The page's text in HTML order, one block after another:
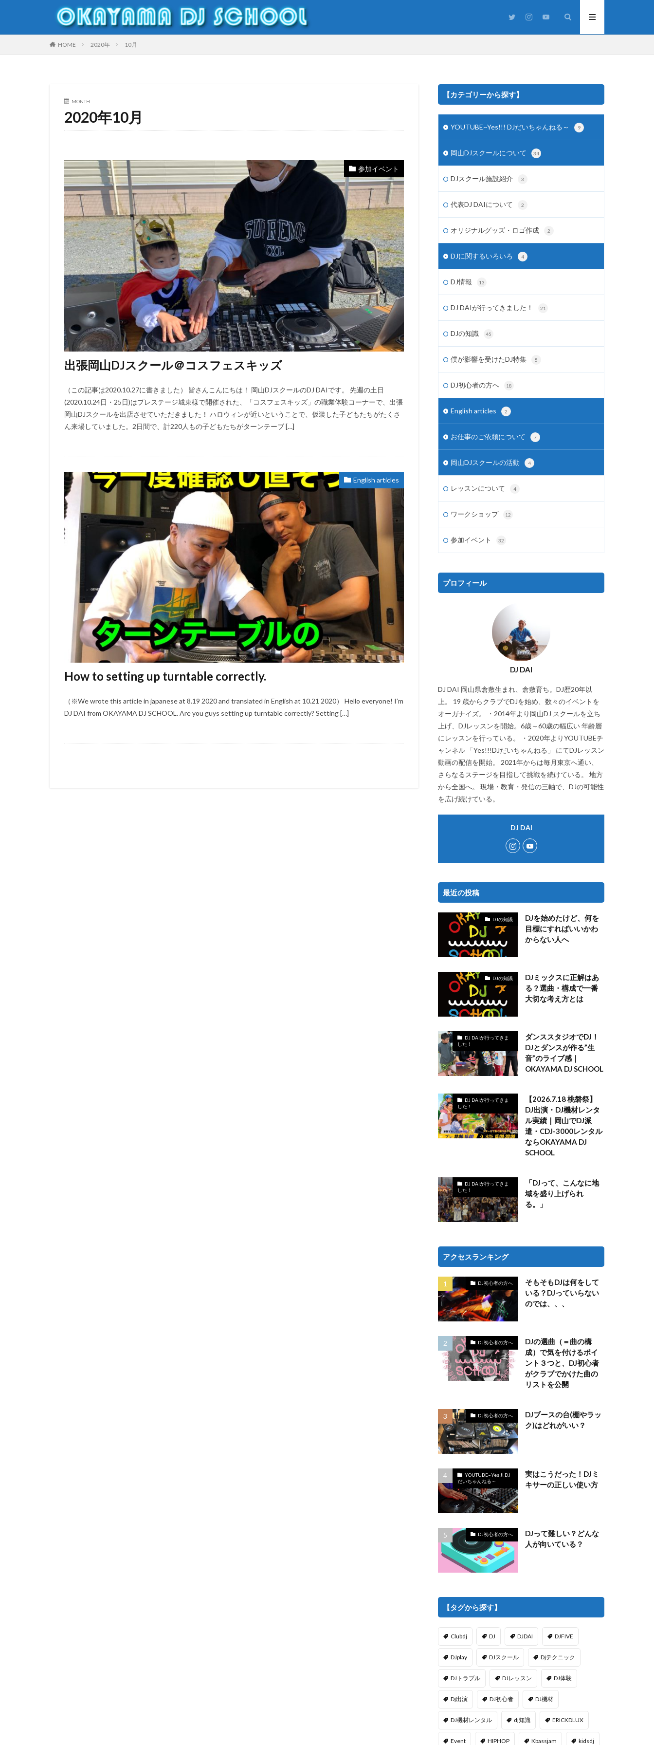
HOME 2020年 10月
MONTH
2020年10月
参加イベント
出張岡山DJスクール＠コスフェスキッズ
（この記事は2020.10.27に書きました） 皆さんこんにちは！ 岡山DJスクールのDJ DAIです。 先週の土日
(2020.10.24日・25日)はプレステージ城東様で開催された、「コスフェスキッズ」の職業体験コーナーで、出張
岡山DJスクールを出店させていただきました！ ハロウィンが近いということで、仮装した子どもたちがたくさ
ん来場していました。2日間で、計220人もの子どもたちがターンテーブ […]
English articles
How to setting up turntable correctly.
（※We wrote this article in japanese at 8.19 2020 and translated in English at 10.21 2020） Hello everyone! I’m
DJ DAI from OKAYAMA DJ SCHOOL. Are you guys setting up turntable correctly? Setting […]
【カテゴリーから探す】
YOUTUBE~Yes!!! DJだいちゃんねる～ 9
岡山DJスクールについて 34
DJスクール施設紹介 3
代表DJ DAIについて 2
オリジナルグッズ・ロゴ作成 2
DJに関するいろいろ 4
DJ情報 13
DJ DAIが行ってきました！ 21
DJの知識 45
僕が影響を受けたDJ特集 5
DJ初心者の方へ 18
English articles 2
お仕事のご依頼について 7
岡山DJスクールの活動 4
レッスンについて 4
ワークショップ 12
参加イベント 32
プロフィール
DJ DAI
DJ DAI 岡山県倉敷生まれ、倉敷育ち。DJ歴20年以
上。 19 歳からクラブでDJを始め、数々のイベントを
オーガナイズ。 ・2014年より岡山DJ スクールを立ち
上げ、DJレッスンを開始。6歳～60歳の幅広い 年齢層
にレッスンを行っている。 ・2020年よりYOUTUBEチ
ャンネル 「Yes!!!DJだいちゃんねる」 にてDJレッスン
動画の配信を開始。 2021年からは毎月東京へ通い、
さらなるステージを目指して挑戦を続けている。 地方
から全国へ。 現場・教育・発信の三軸で、DJの可能性
を広げ続けている。
DJ DAI
最近の投稿
DJの知識
DJを始めたけど、何を
目標にすればいいかわ
からない人へ
DJの知識
DJミックスに正解はあ
る？選曲・構成で一番
大切な考え方とは
DJ DAIが行ってきま
した！
ダンススタジオでDJ！
DJとダンスが作る”生
音”のライブ感｜
OKAYAMA DJ SCHOOL
DJ DAIが行ってきま
した！
【2026.7.18 桃磐祭】
DJ出演・DJ機材レンタ
ル実績｜岡山でDJ派
遣・CDJ-3000レンタル
ならOKAYAMA DJ
SCHOOL
DJ DAIが行ってきま
した！
「DJって、こんなに地
域を盛り上げられ
る。」
アクセスランキング
DJ初心者の方へ
そもそもDJは何をして
いる？DJっていらない
のでは、、、
DJ初心者の方へ
DJの選曲（＝曲の構
成）で気を付けるポイ
ント３つと、DJ初心者
がクラブでかけた曲の
リストを公開
DJ初心者の方へ
DJブースの台(棚やラッ
ク)はどれがいい？
YOUTUBE~Yes!!! DJ
だいちゃんねる～
実はこうだった！DJミ
キサーの正しい使い方
DJ初心者の方へ
DJって難しい？どんな
人が向いている？
【タグから探す】
Clubdj DJ DJDAI DJFIVE
DJplay DJスクール Djテクニック
DJトラブル DJレッスン DJ体験
Dj出演 DJ初心者 DJ機材
DJ機材レンタル dj知識 ERICKDLUX
Event HIPHOP Kbassjam kidsdj
DJ 岡山DJスクール DJやり方 DJ初心者 DJ入門
Clubdj 倉敷 キッズイベント キッズダンス ダンサー ダンス
ダンススタジオ
洋楽
渋谷
盆ダンス
美作市 キッズDJ Pioneerdj DJ DJ初心者 DJDAI
DJスクール
Djテクニック DJトラブル DJレッスン DJ体験 Dj出演
DJ機材レンタル
dj知識 HIPHOP Kbassjam
MichaelJackson